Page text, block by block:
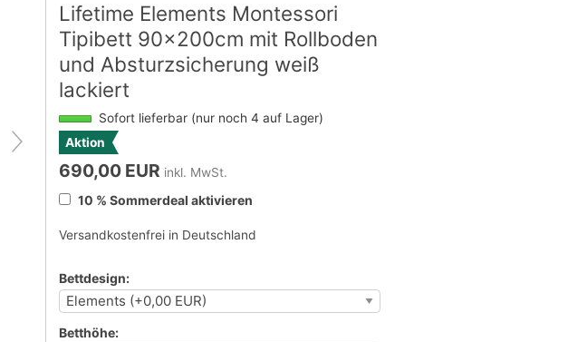
Lifetime Elements Montessori
Tipibett 90x200cm mit Rollboden
und Absturzsicherung weiß
lackiert
Sofort lieferbar (nur noch 4 auf Lager)
Aktion
690,00 EUR inkl. MwSt.
10 % Sommerdeal aktivieren
Versandkostenfrei in Deutschland
Bettdesign:
Betthöhe: